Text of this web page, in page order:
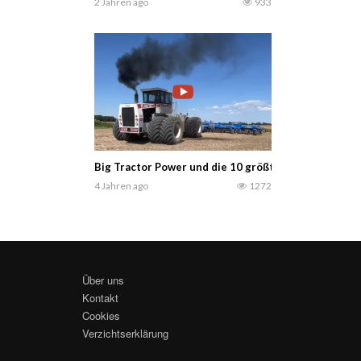
Big Tractor Power und die 10 größten Traktoren des
4 Jahren ago 1272
Über uns
Kontakt
Cookies
Verzichtserklärung